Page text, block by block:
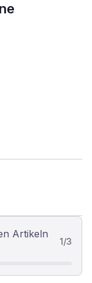
Artikeln
1/3